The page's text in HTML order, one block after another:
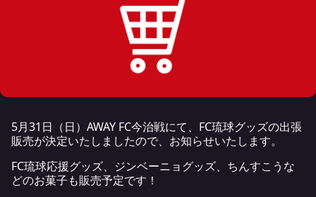
5月31日（日）AWAY FC今治戦にて、FC琉球グッズの出張
販売が決定いたしましたので、お知らせいたします。
FC琉球応援グッズ、ジンベーニョグッズ、ちんすこうな
どのお菓子も販売予定です！